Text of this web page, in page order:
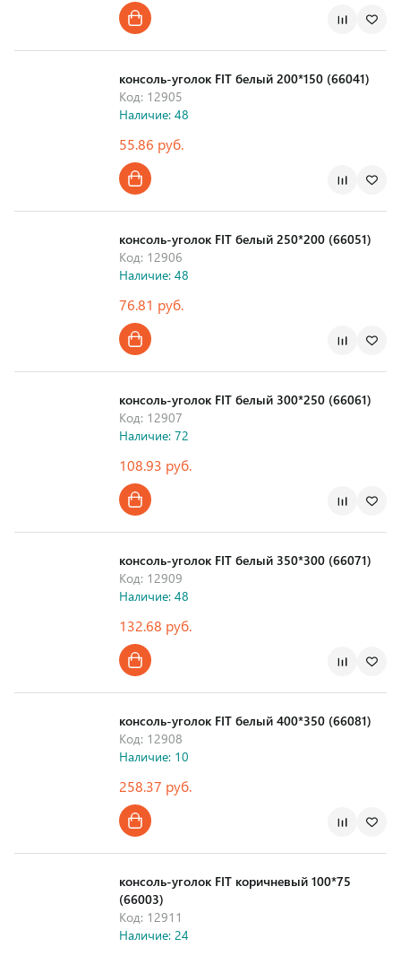
консоль-уголок FIT белый 200*150 (66041)
Код: 12905
Наличие: 48
55.86 руб.
консоль-уголок FIT белый 250*200 (66051)
Код: 12906
Наличие: 48
76.81 руб.
консоль-уголок FIT белый 300*250 (66061)
Код: 12907
Наличие: 72
108.93 руб.
консоль-уголок FIT белый 350*300 (66071)
Код: 12909
Наличие: 48
132.68 руб.
консоль-уголок FIT белый 400*350 (66081)
Код: 12908
Наличие: 10
258.37 руб.
консоль-уголок FIT коричневый 100*75
(66003)
Код: 12911
Наличие: 24